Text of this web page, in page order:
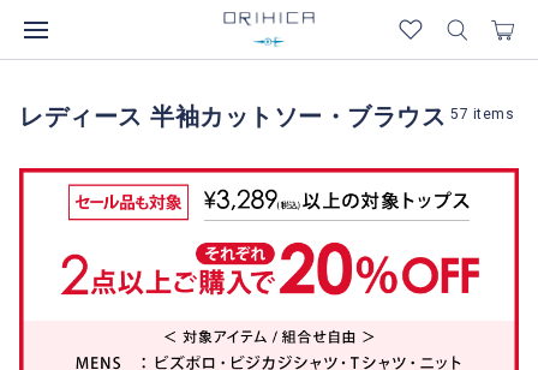
レディース 半袖カットソー・ブラウス 57 items